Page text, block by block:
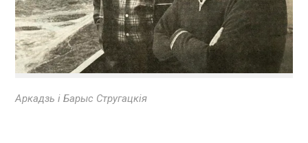
Аркадзь і Барыс Стругацкія